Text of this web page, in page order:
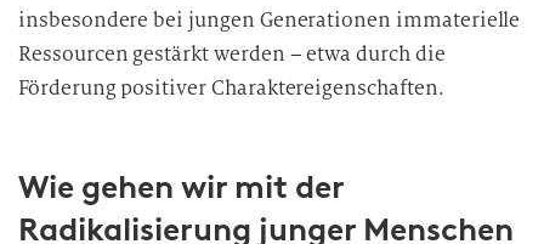
insbesondere bei jungen Generationen immaterielle
Ressourcen gestärkt werden – etwa durch die
Förderung positiver Charaktereigenschaften.
Wie gehen wir mit der
Radikalisierung junger Menschen